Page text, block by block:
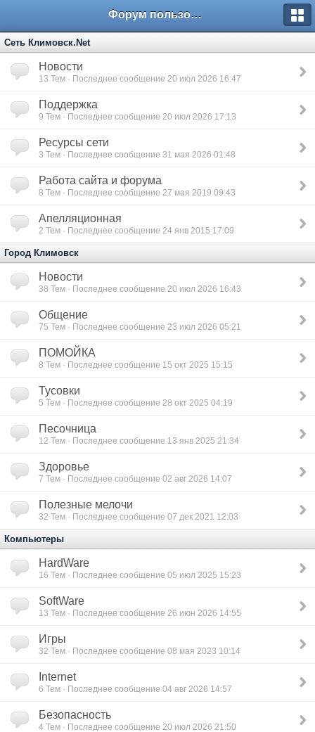
Форум пользователей ООО "Климовская сеть"
Сеть Климовск.Net
Новости
13 Тем · Последнее сообщение 20 июл 2026 16:47
Поддержка
9 Тем · Последнее сообщение 20 июл 2026 17:13
Ресурсы сети
3 Тем · Последнее сообщение 31 мая 2026 01:48
Работа сайта и форума
8 Тем · Последнее сообщение 27 мая 2019 09:43
Апелляционная
2 Тем · Последнее сообщение 24 янв 2015 17:09
Город Климовск
Новости
38 Тем · Последнее сообщение 20 июл 2026 16:43
Общение
75 Тем · Последнее сообщение 23 июл 2026 05:21
ПОМОЙКА
8 Тем · Последнее сообщение 15 окт 2025 15:15
Тусовки
5 Тем · Последнее сообщение 28 окт 2025 04:19
Песочница
12 Тем · Последнее сообщение 13 янв 2025 21:34
Здоровье
7 Тем · Последнее сообщение 02 авг 2026 14:07
Полезные мелочи
32 Тем · Последнее сообщение 07 дек 2021 12:03
Компьютеры
HardWare
16 Тем · Последнее сообщение 05 июл 2025 15:23
SoftWare
13 Тем · Последнее сообщение 26 июн 2026 14:55
Игры
32 Тем · Последнее сообщение 08 мая 2023 10:14
Internet
6 Тем · Последнее сообщение 04 авг 2026 14:57
Безопасность
4 Тем · Последнее сообщение 20 июл 2026 21:50